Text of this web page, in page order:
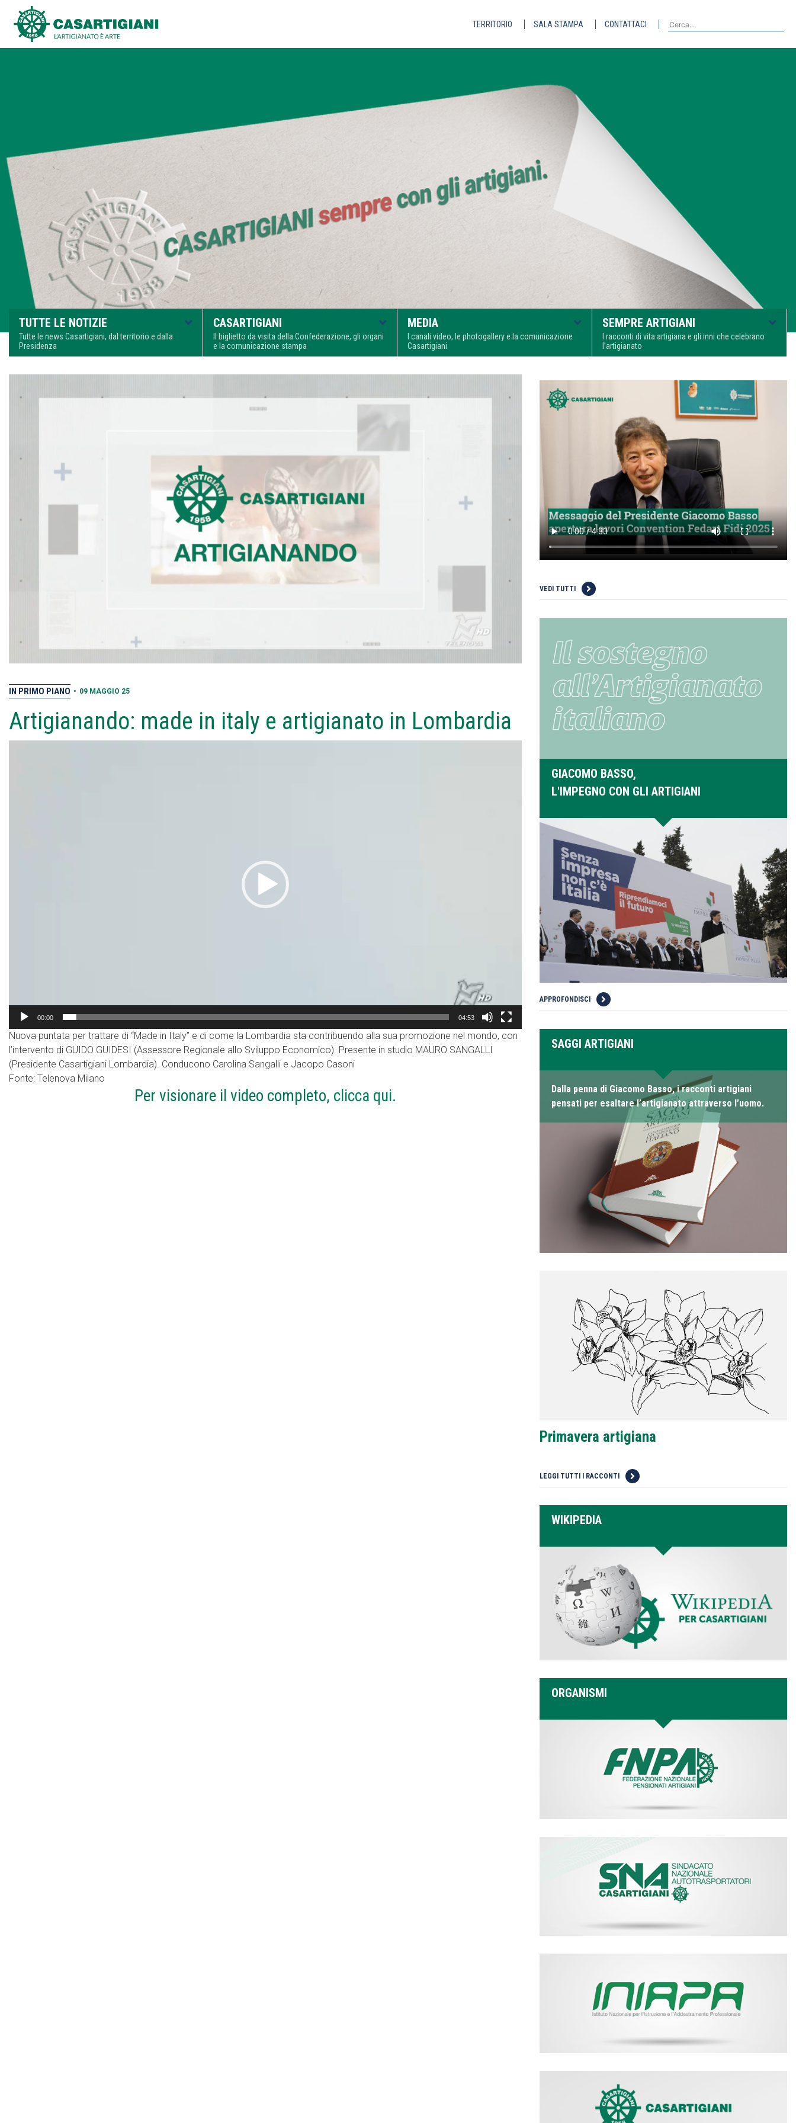
TERRITORIO SALA STAMPA CONTATTACI
TUTTE LE NOTIZIE
Tutte le news Casartigiani, dal territorio e dalla
Presidenza
CASARTIGIANI
Il biglietto da visita della Confederazione, gli organi
e la comunicazione stampa
MEDIA
I canali video, le photogallery e la comunicazione
Casartigiani
SEMPRE ARTIGIANI
I racconti di vita artigiana e gli inni che celebrano
l’artigianato
IN PRIMO PIANO • 09 MAGGIO 25
Artigianando: made in italy e artigianato in Lombardia
00:00 04:53
Nuova puntata per trattare di “Made in Italy” e di come la Lombardia sta contribuendo alla sua promozione nel mondo, con
l’intervento di GUIDO GUIDESI (Assessore Regionale allo Sviluppo Economico). Presente in studio MAURO SANGALLI
(Presidente Casartigiani Lombardia). Conducono Carolina Sangalli e Jacopo Casoni
Fonte: Telenova Milano
Per visionare il video completo, clicca qui.
VEDI TUTTI
GIACOMO BASSO,
L'IMPEGNO CON GLI ARTIGIANI
APPROFONDISCI
SAGGI ARTIGIANI
Dalla penna di Giacomo Basso, i racconti artigiani
pensati per esaltare l’artigianato attraverso l’uomo.
Primavera artigiana
LEGGI TUTTI I RACCONTI
WIKIPEDIA
ORGANISMI